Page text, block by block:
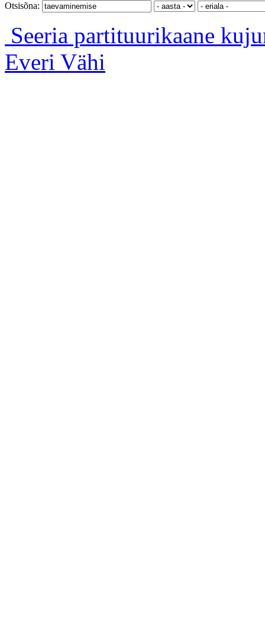
Otsisõna:
Seeria partituurikaane
Everi Vähi